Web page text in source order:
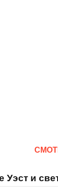
Уэст и